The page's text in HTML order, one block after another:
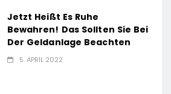
Jetzt Heißt Es Ruhe
Bewahren! Das Sollten Sie Bei
Der Geldanlage Beachten
5. APRIL 2022